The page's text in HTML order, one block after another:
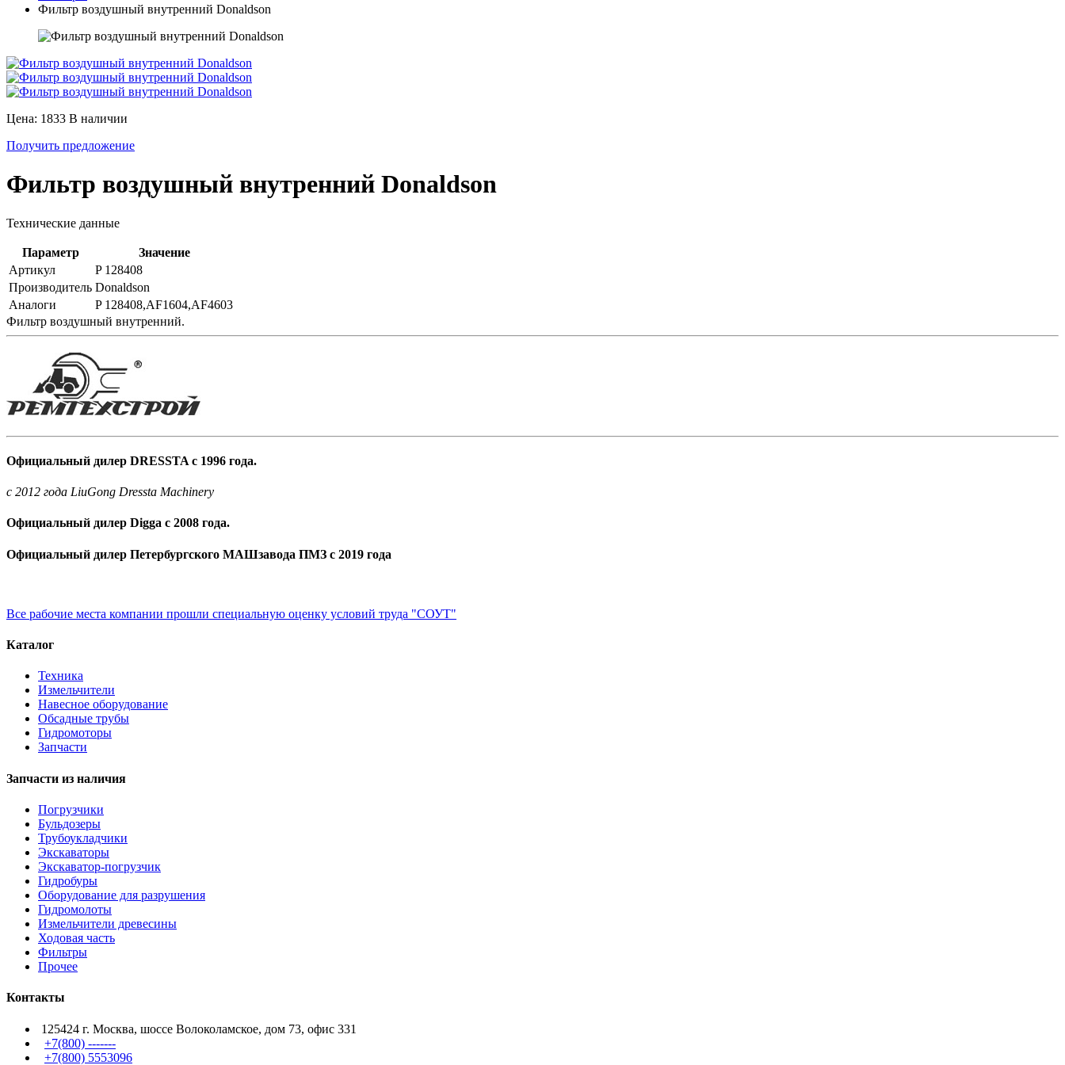
Фильтр воздушный внутренний Donaldson
Цена: 1833 В наличии
Получить предложение
Фильтр воздушный внутренний Donaldson
Технические данные
Параметр
Значение
Артикул
P 128408
Производитель Donaldson
Аналоги
P 128408,AF1604,AF4603
Фильтр воздушный внутренний.
Официальный дилер DRESSTA с 1996 года.
c 2012 года LiuGong Dressta Machinery
Официальный дилер Digga с 2008 года.
Официальный дилер Петербургского МАШзавода ПМЗ с 2019 года
Все рабочие места компании прошли специальную оценку условий труда "СОУТ"
Каталог
Техника
Измельчители
Навесное оборудование
Обсадные трубы
Гидромоторы
Запчасти
Запчасти из наличия
Погрузчики
Бульдозеры
Трубоукладчики
Экскаваторы
Экскаватор-погрузчик
Гидробуры
Оборудование для разрушения
Гидромолоты
Измельчители древесины
Ходовая часть
Фильтры
Прочее
Контакты
125424 г. Москва, шоссе Волоколамское, дом 73, офис 331
+7(800) -------
+7(800) 5553096